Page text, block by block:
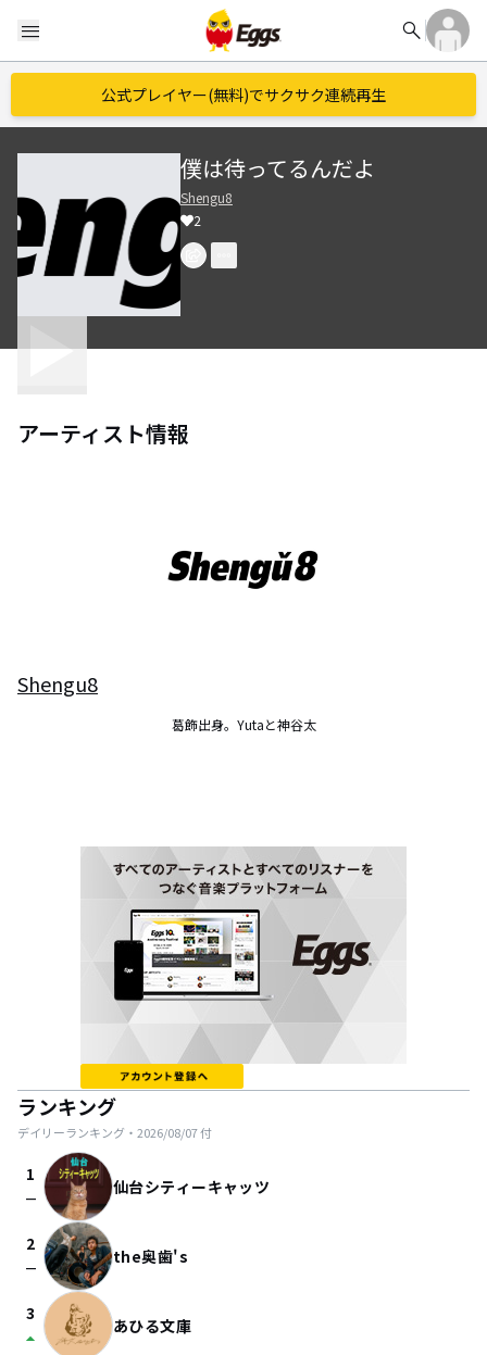
menu search
公式プレイヤー(無料)でサクサク連続再生
僕は待ってるんだよ
Shengu8
2
アーティスト情報
Shengu8
葛飾出身。Yutaと神谷太
ランキング
デイリーランキング・ 2026/08/07付
1
check_indeterminate_small 仙台シティーキャッツ
2
check_indeterminate_small the奥歯's
3
arrow_drop_up あひる文庫